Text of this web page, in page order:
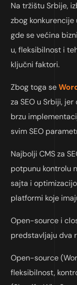
Na tržištu Srbije,
zbog
gde se većina
u, fleksibilnost i
ključni faktori.
Zbog toga se
za SEO u Srbiji,
brzu
svim SEO
Najbolji CMS za
potpunu kontrolu
sajta i
platformi koje
Open-source i
predstavljaju dva
Open-source
fleksibilnost,